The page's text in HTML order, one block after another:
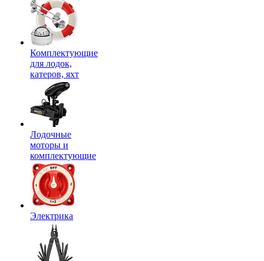
Комплектующие
для лодок,
катеров, яхт
Лодочные
моторы и
комплектующие
Электрика